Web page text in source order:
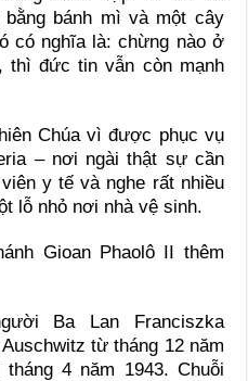
bánh mì và một cây
có nghĩa là: chừng nào ở
thì đức tin vẫn còn mạnh
Chúa vì được phục vụ
– nơi ngài thật sự cần
y tế và nghe rất nhiều
lỗ nhỏ nơi nhà vệ sinh.
Gioan Phaolô II thêm
Ba Lan Franciszka
từ tháng 12 năm
4 năm 1943. Chuỗi